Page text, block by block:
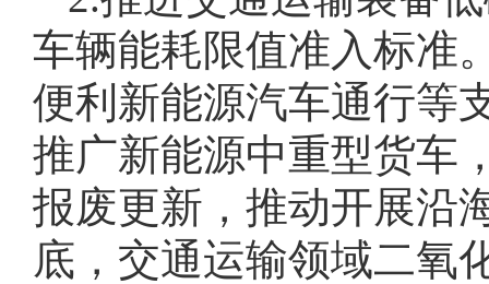
车辆能耗限值准入标准
便利新能源汽车通行等
推广新能源中重型货车
报废更新，推动开展沿
底，交通运输领域二氧